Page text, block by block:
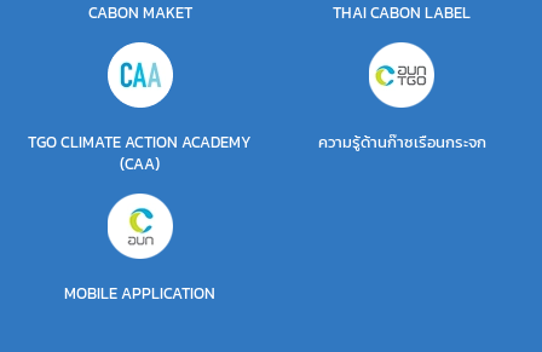
CABON MAKET THAI CABON LABEL
TGO CLIMATE ACTION ACADEMY
(CAA)
ความรู้ด้านก๊าซเรือนกระจก
MOBILE APPLICATION